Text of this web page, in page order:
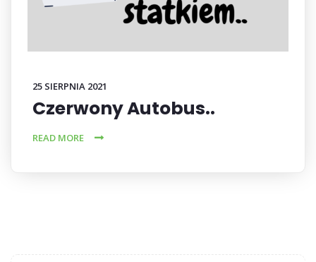
25 SIERPNIA 2021
Czerwony Autobus..
READ MORE